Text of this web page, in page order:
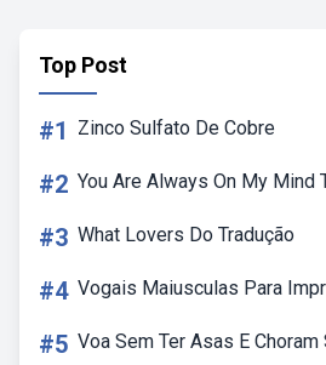
Top Post
#1 Zinco Sulfato De Cobre
#2 You Are Always On My Mind
#3 What Lovers Do Tradução
#4 Vogais Maiusculas Para
#5 Voa Sem Ter Asas E Choram